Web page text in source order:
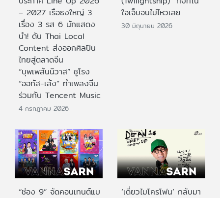
– 2027 เรือธงใหญ่ 3
เรื่อง 3 รส 6 นักแสดง
นำ! ดัน Thai Local
Content ส่งออกศิลปิน
ไทยสู่ตลาดจีน
“บุพเพสันนิวาส” ชูโรง
“ออกัส-เล้ง” ทำเพลงจีน
ร่วมกับ Tencent Music
4 กรกฎาคม 2026
ใจเจ็บจนไม่ไหวเลย
30 มิถุนายน 2026
“ช่อง 9” จัดคอนเทนต์แบ
‘เดี่ยวไมโครโฟน’ กลับมา